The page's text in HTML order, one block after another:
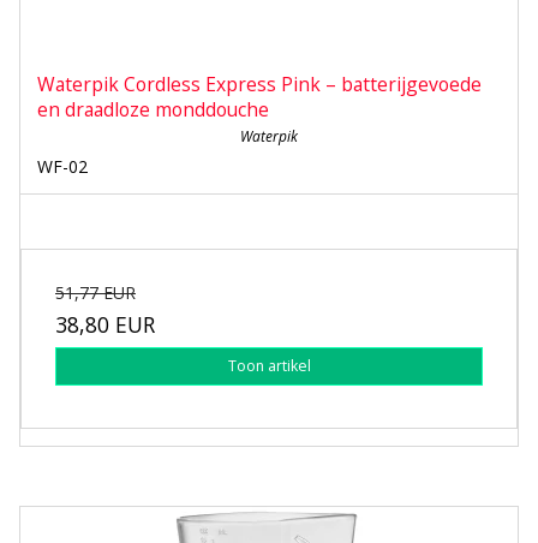
Waterpik Cordless Express Pink – batterijgevoede
en draadloze monddouche
Waterpik
WF-02
51,77 EUR
38,80 EUR
Toon artikel